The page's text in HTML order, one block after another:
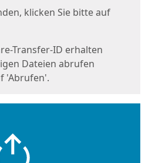
klicken Sie bitte auf
Transfer-ID erhalten
Dateien abrufen
'Abrufen'.